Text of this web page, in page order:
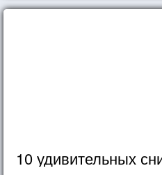
10 удивительных